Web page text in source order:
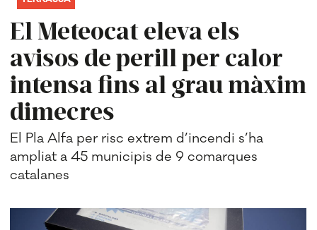
El Meteocat eleva els
avisos de perill per calor
intensa fins al grau màxim
dimecres
El Pla Alfa per risc extrem d’incendi s’ha
ampliat a 45 municipis de 9 comarques
catalanes